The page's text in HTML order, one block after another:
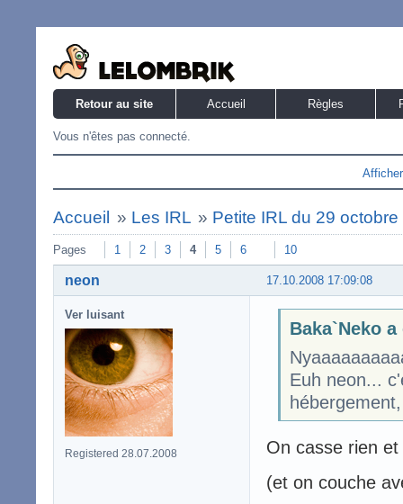
Retour au site Accueil Règles
Vous n'êtes pas connecté.
Accueil » Les IRL » Petite IRL du 29
Pages 1 2 3 4 5 6 10
17.10.2008 17:09:08
neon
Ver luisant
Registered 28.07.2008
Baka`Neko
Euh neon...
On casse rien
(et on couche